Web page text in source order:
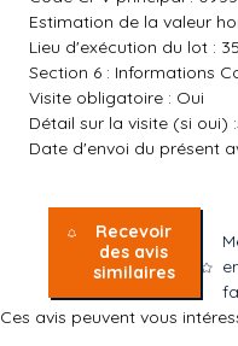
Estimation de la valeur
Lieu d'exécution du lot :
Section 6 : Informations
Visite obligatoire : Oui
Détail sur la visite (si oui)
Date d'envoi du présent
Recevoir
des avis
similaires
Ces avis peuvent vous